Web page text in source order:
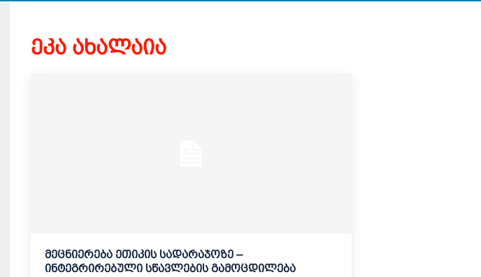
ეკა ახალაია
მეცნიერება ეთიკის სადარაჯოზე –
ინტეგრირებული სწავლების გამოცდილება